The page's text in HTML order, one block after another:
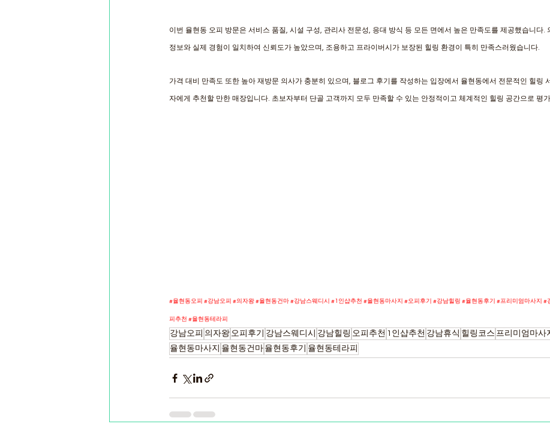
이번 율현동 오피 방문은 서비스 품질, 시설 구성, 관리사 전문성, 응대 방식 등 모든 면에서 높은 만족도를 제공했습니다.
정보와 실제 경험이 일치하여 신뢰도가 높았으며, 조용하고 프라이버시가 보장된 힐링 환경이 특히 만족스러웠습니다.
가격 대비 만족도 또한 높아 재방문 의사가 충분히 있으며, 블로그 후기를 작성하는 입장에서 율현동에서 전문적인 힐링
자에게 추천할 만한 매장입니다. 초보자부터 단골 고객까지 모두 만족할 수 있는 안정적이고 체계적인 힐링 공간으로 평
#율현동오피 #강남오피 #의자왕 #율현동건마 #강남스웨디시 #1인샵추천 #율현동마사지 #오피후기 #강남힐링 #율현동후기 #프리미엄마사지 #
피추천 #율현동테라피
강남오피 의자왕 오피후기 강남스웨디시 강남힐링 오피추천 1인샵추천 강남휴식 힐링코스 프리미엄마사
율현동마사지 율현동건마 율현동후기 율현동테라피